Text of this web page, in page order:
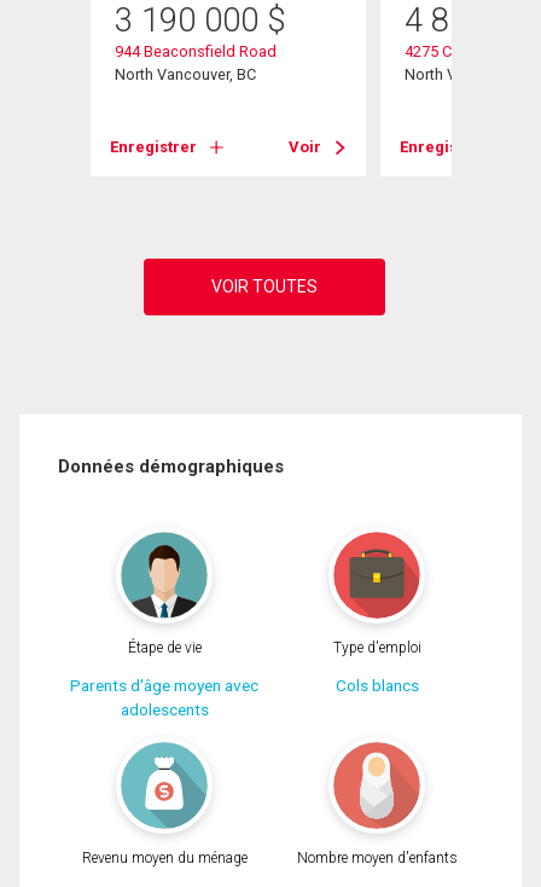
3 190 000 $
944 Beaconsfield Road
North Vancouver, BC
Enregistrer Voir
4 850
4275 Chelsea
North Vancouver,
Enregistrer
Données démographiques
Étape de vie
Parents d'âge moyen avec
adolescents
Type d'emploi
Cols blancs
Revenu moyen du ménage Nombre moyen d'enfants